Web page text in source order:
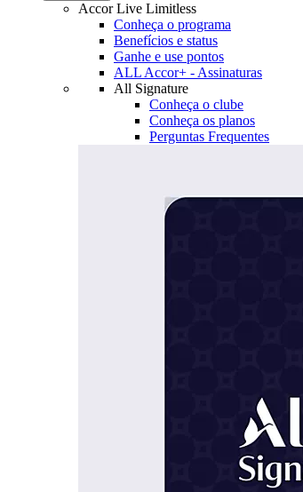
Accor Live Limitless
Conheça o programa
Benefícios e status
Ganhe e use pontos
ALL Accor+ - Assinaturas
All Signature
Conheça o clube
Conheça os planos
Perguntas Frequentes